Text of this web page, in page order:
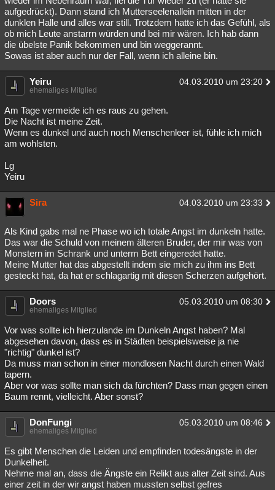
aufgedrückt). Dann stand ich Mutterseelenallein mitten in der
dunklen Halle und alles war still. Trotzdem hatte ich das Gefühl, als
ob mich Leute anstarrn würden und bei mir wären. Ich hab dann
die übelste Panik bekommen und bin weggerannt.
Sowas ist aber auch nur der Fall, wenn ich alleine bin.
Yeiru 04.03.2010 um 23:20
ehemaliges Mitglied
Am Tage vermeide ich es raus zu gehen.
Die Nacht ist meine Zeit.
Wenn es dunkel und auch noch Menschenleer ist, fühle ich mich
am wohlsten.
Lg
Yeiru
Sira 04.03.2010 um 23:33
Als Kind gabs mal ne Phase wo ich totale Angst im dunkeln hatte.
Das war die Schuld von meinem älteren Bruder, der mir was von
Monstern im Schrank und unterm Bett eingeredet hatte.
Meine Mutter hat das abgestellt indem sie mich zu ihm ins Bett
gesteckt hat, da hat er schlagartig mit diesen Scherzen aufgehört.
Doors 05.03.2010 um 08:30
ehemaliges Mitglied
Vor was sollte ich hierzulande im Dunkeln Angst haben? Mal
abgesehen davon, dass es in Städten beispielsweise ja nie
"richtig" dunkel ist?
Da muss man schon in einer mondlosen Nacht durch einen Wald
tapern.
Aber vor was sollte man sich da fürchten? Dass man gegen einen
Baum rennt, vielleicht. Aber sonst?
DonFungi 05.03.2010 um 08:46
ehemaliges Mitglied
Es gibt Menschen die Leiden und empfinden todesängste in der
Dunkelheit.
Nehme mal an, dass die Ängste ein Relikt aus alter Zeit sind. Aus
einer zeit in der wir angst haben mussten selbst gefres